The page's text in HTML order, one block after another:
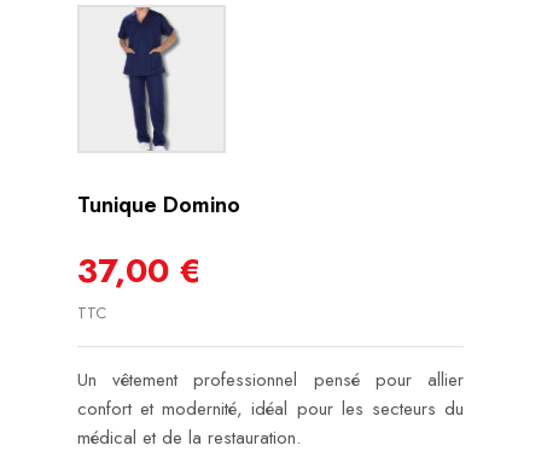
Tunique Domino
37,00 €
TTC
Un vêtement professionnel pensé pour allier
confort et modernité, idéal pour les secteurs du
médical et de la restauration.